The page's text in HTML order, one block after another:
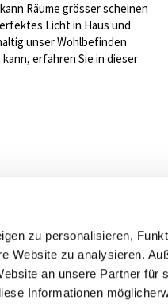
zu personalisieren,
Website zu analysieren.
an unsere Partner für
Informationen
Räume grösser scheinen
Licht in Haus und
unser Wohlbefinden
erfahren Sie in dieser
AG